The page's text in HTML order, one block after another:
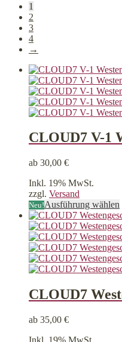
1
2
3
4
→
CLOUD7 V-1
ab 30,00 €
Inkl. 19% MwSt.
zzgl. Versand
Neu!Ausführung wählen
CLOUD7
ab 35,00 €